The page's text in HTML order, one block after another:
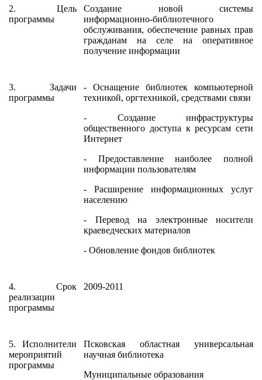
2. Цель
программы
Создание новой системы
информационно-библиотечного
обслуживания, обеспечение равных прав
гражданам на селе на оперативное
получение информации
3. Задачи
программы
- Оснащение библиотек компьютерной
техникой, оргтехникой, средствами связи
- Создание инфраструктуры
общественного доступа к ресурсам сети
Интернет
- Предоставление наиболее полной
информации пользователям
- Расширение информационных услуг
населению
- Перевод на электронные носители
краеведческих материалов
- Обновление фондов библиотек
4. Срок
реализации
программы
2009-2011
5. Исполнители
мероприятий
программы
Псковская областная универсальная
научная библиотека
Муниципальные образования